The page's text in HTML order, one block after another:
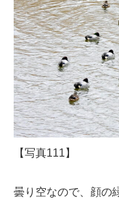
【写真111】
曇り空なので、顔の